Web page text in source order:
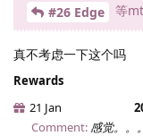
#26 Edge 等
真不考虑一下这个吗
Rewards
21 Jan
Comment: 感觉。。